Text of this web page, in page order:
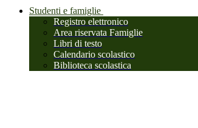
Studenti e famiglie
Registro elettronico
Area riservata Famiglie
Libri di testo
Calendario scolastico
Biblioteca scolastica